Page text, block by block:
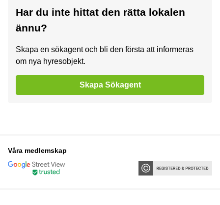
Har du inte hittat den rätta lokalen
ännu?
Skapa en sökagent och bli den första att informeras
om nya hyresobjekt.
Skapa Sökagent
Våra medlemskap